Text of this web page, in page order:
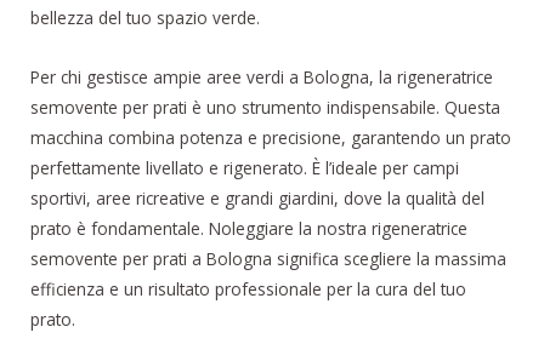
bellezza del tuo spazio verde.
Per chi gestisce ampie aree verdi a Bologna, la rigeneratrice
semovente per prati è uno strumento indispensabile. Questa
macchina combina potenza e precisione, garantendo un prato
perfettamente livellato e rigenerato. È l’ideale per campi
sportivi, aree ricreative e grandi giardini, dove la qualità del
prato è fondamentale. Noleggiare la nostra rigeneratrice
semovente per prati a Bologna significa scegliere la massima
efficienza e un risultato professionale per la cura del tuo
prato.